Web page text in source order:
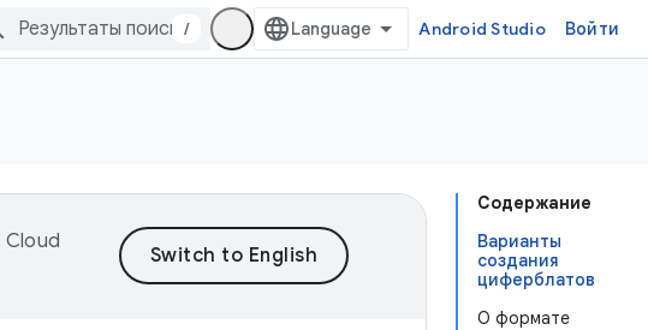
/ Android Studio Войти
Содержание
Варианты
создания
циферблатов
О формате
Cloud